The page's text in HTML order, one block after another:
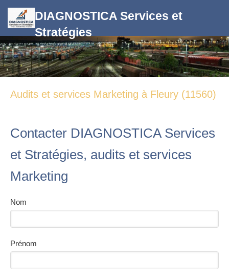
DIAGNOSTICA Services et
Stratégies
Audits et services Marketing à Fleury (11560)
Contacter DIAGNOSTICA Services
et Stratégies, audits et services
Marketing
Nom
Prénom